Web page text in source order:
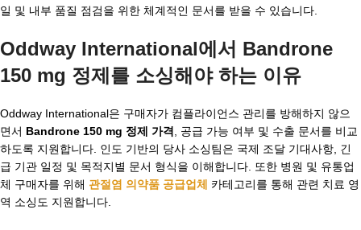
일 및 내부 품질 점검을 위한 체계적인 문서를 받을 수 있습니다.
Oddway International에서 Bandrone
150 mg 정제를 소싱해야 하는 이유
Oddway International은 구매자가 컴플라이언스 관리를 방해하지 않으
면서 Bandrone 150 mg 정제 가격
, 공급 가능 여부 및 수출 문서를 비교
하도록 지원합니다. 인도 기반의 당사 소싱팀은 국제 조달 기대사항, 긴
급 기관 일정 및 목적지별 문서 형식을 이해합니다. 또한 병원 및 유통업
체 구매자를 위해 관절염 의약품 공급업체 카테고리를 통해 관련 치료 영
역 소싱도 지원합니다.